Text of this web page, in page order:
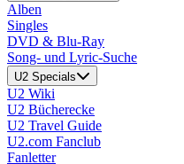
Alben
Singles
DVD & Blu-Ray
Song- und Lyric-Suche
U2 Specials
U2 Wiki
U2 Bücherecke
U2 Travel Guide
U2.com Fanclub
Fanletter